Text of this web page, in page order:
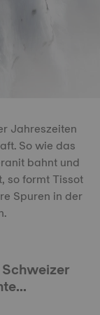
Jahreszeiten
So wie das
bahnt und
so formt Tissot
Spuren in der